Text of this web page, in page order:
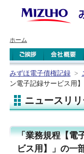
ホーム
みずほ電子債権記録 >
ン電子記録サービス用
ニュースリ
「業務規程【電
ビス用】」の一